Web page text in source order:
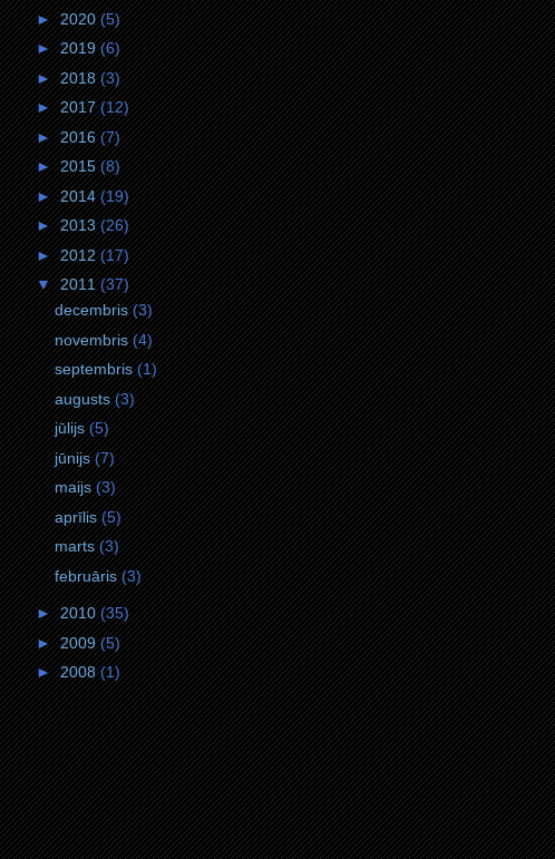
►2020(5)
►2019(6)
►2018(3)
►2017(12)
►2016(7)
►2015(8)
►2014(19)
►2013(26)
►2012(17)
▼2011(37)
decembris(3)
novembris(4)
septembris(1)
augusts(3)
jūlijs(5)
jūnijs(7)
maijs(3)
aprīlis(5)
marts(3)
februāris(3)
►2010(35)
►2009(5)
►2008(1)